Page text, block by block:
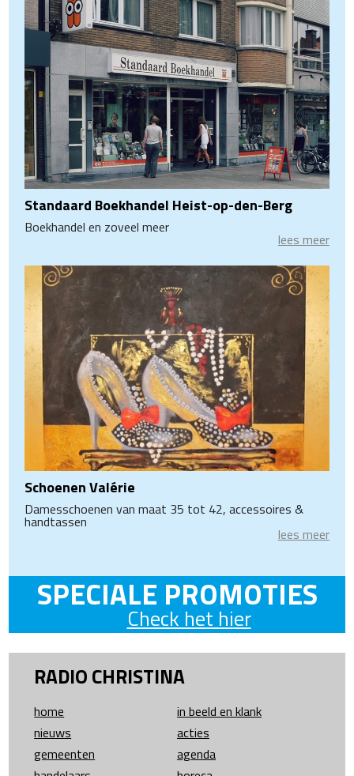
Standaard Boekhandel Heist-op-den-Berg
Boekhandel en zoveel meer
lees meer
Schoenen Valérie
Damesschoenen van maat 35 tot 42, accessoires &
handtassen
lees meer
SPECIALE PROMOTIES
Check het hier
RADIO CHRISTINA
home
in beeld en klank
nieuws
acties
gemeenten
agenda